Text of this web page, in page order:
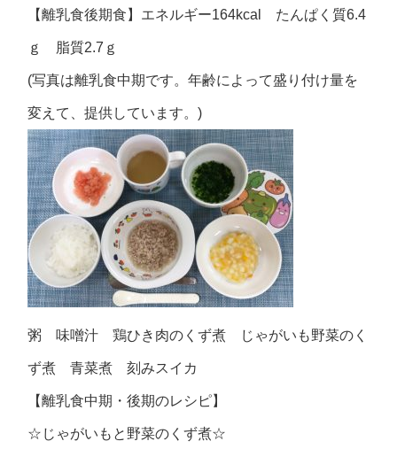
【離乳食後期食】エネルギー164kcal たんぱく質6.4
ｇ 脂質2.7ｇ
(写真は離乳食中期です。年齢によって盛り付け量を
変えて、提供しています。)
粥 味噌汁 鶏ひき肉のくず煮 じゃがいも野菜のく
ず煮 青菜煮 刻みスイカ
【離乳食中期・後期のレシピ】
☆じゃがいもと野菜のくず煮☆